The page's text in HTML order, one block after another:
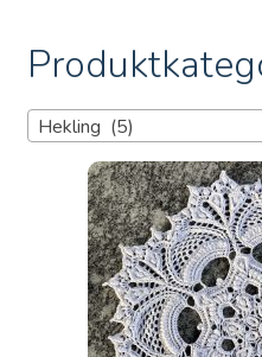
Hekling (5)